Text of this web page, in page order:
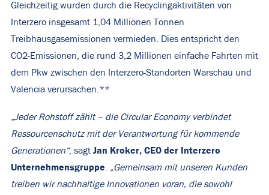
Gleichzeitig wurden durch die Recyclingaktivitäten von
Interzero insgesamt 1,04 Millionen Tonnen
Treibhausgasemissionen vermieden. Dies entspricht den
CO2-Emissionen, die rund 3,2 Millionen einfache Fahrten mit
dem Pkw zwischen den Interzero-Standorten Warschau und
Valencia verursachen.**
„Jeder Rohstoff zählt – die Circular Economy verbindet
Ressourcenschutz mit der Verantwortung für kommende
Generationen“, sagt Jan Kroker, CEO der Interzero
Unternehmensgruppe
„Gemeinsam mit unseren Kunden
treiben wir nachhaltige Innovationen voran, die sowohl